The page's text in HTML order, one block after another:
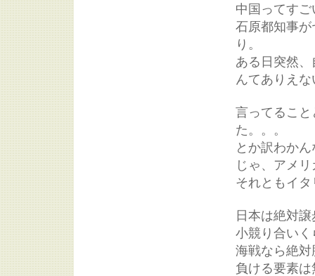
中国ってすご
石原都知事
り。
ある日突然
んてありえな
言ってるこ
た。。。
とか訳わか
じゃ、アメ
それともイ
日本は絶対
小競り合い
海戦なら絶
負ける要素